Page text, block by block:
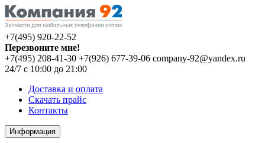
+7(495) 920-22-52
Перезвоните мне!
+7(495) 208-41-30 +7(926) 677-39-06 company-92@yandex.ru
24/7 с 10:00 до 21:00
Доставка и оплата
Скачать прайс
Контакты
Информация